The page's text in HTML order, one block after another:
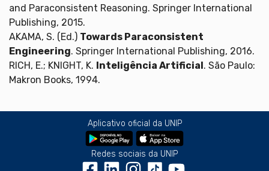
and Paraconsistent Reasoning. Springer International
Publishing, 2015.
AKAMA, S. (Ed.) Towards Paraconsistent
Engineering. Springer International Publishing, 2016.
RICH, E.; KNIGHT, K. Inteligência Artificial. São Paulo:
Makron Books, 1994.
Aplicativo oficial da UNIP
Redes sociais da UNIP